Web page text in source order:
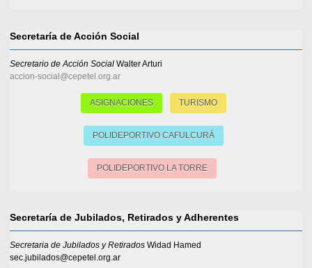
Secretaría de Acción Social
Secretario de Acción Social Walter Arturi
accion-social@cepetel.org.ar
ASIGNACIONES TURISMO
POLIDEPORTIVO CAFULCURÁ
POLIDEPORTIVO LA TORRE
Secretaría de Jubilados, Retirados y Adherentes
Secretaria de Jubilados y Retirados Widad Hamed
sec.jubilados@cepetel.org.ar